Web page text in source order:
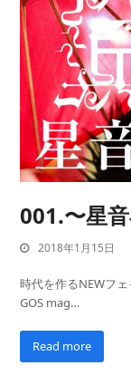
001.〜星
2018年1月15日
時代を作るNEWフ
GOS mag…
Read more